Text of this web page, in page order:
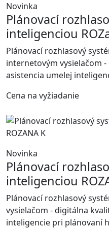
Novinka
Plánovací
inteligenciou
Plánovací rozhlasový
internetovým vysielačom
asistencia umelej
Cena na vyžiadanie
Novinka
Plánovací
inteligenciou
Plánovací rozhlasový
vysielačom - digitálna
inteligencie pri plánovaní